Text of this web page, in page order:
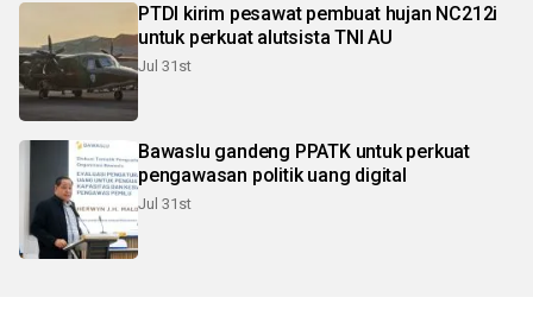
PTDI kirim pesawat pembuat hujan NC212i
untuk perkuat alutsista TNI AU
Jul 31st
Bawaslu gandeng PPATK untuk perkuat
pengawasan politik uang digital
Jul 31st